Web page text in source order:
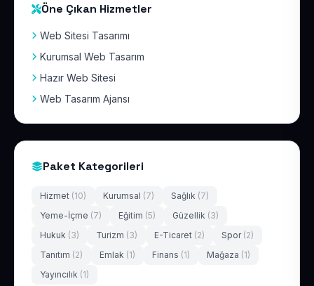
Öne Çıkan Hizmetler
Web Sitesi Tasarımı
Kurumsal Web Tasarım
Hazır Web Sitesi
Web Tasarım Ajansı
Paket Kategorileri
Hizmet (10) Kurumsal (7) Sağlık (7)
Yeme-İçme (7) Eğitim (5) Güzellik (3)
Hukuk (3) Turizm (3) E-Ticaret (2) Spor (2)
Tanıtım (2) Emlak (1) Finans (1) Mağaza (1)
Yayıncılık (1)